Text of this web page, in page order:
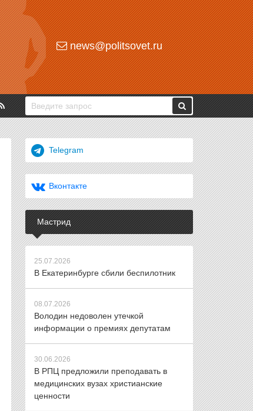
news@politsovet.ru
Telegram
Вконтакте
Мастрид
25.07.2026
В Екатеринбурге сбили беспилотник
08.07.2026
Володин недоволен утечкой
информации о премиях депутатам
30.06.2026
В РПЦ предложили преподавать в
медицинских вузах христианские
ценности